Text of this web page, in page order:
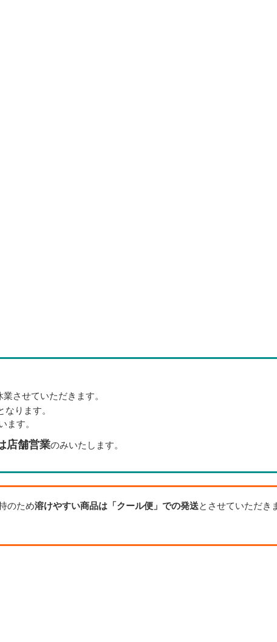
業させていただきます。
ります。
ます。
店舗営業のみいたします。
のため溶けやすい商品は「クール便」での発送とさせていただき